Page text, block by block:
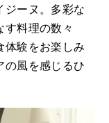
ジーヌ。多彩な
す料理の数々
体験をお楽しみ
の風を感じるひ